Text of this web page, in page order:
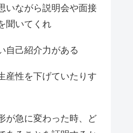
いながら説明会や面接
聞いてくれ
自己紹介力がある
産性を下げていたりす
が急に変わった時、ど